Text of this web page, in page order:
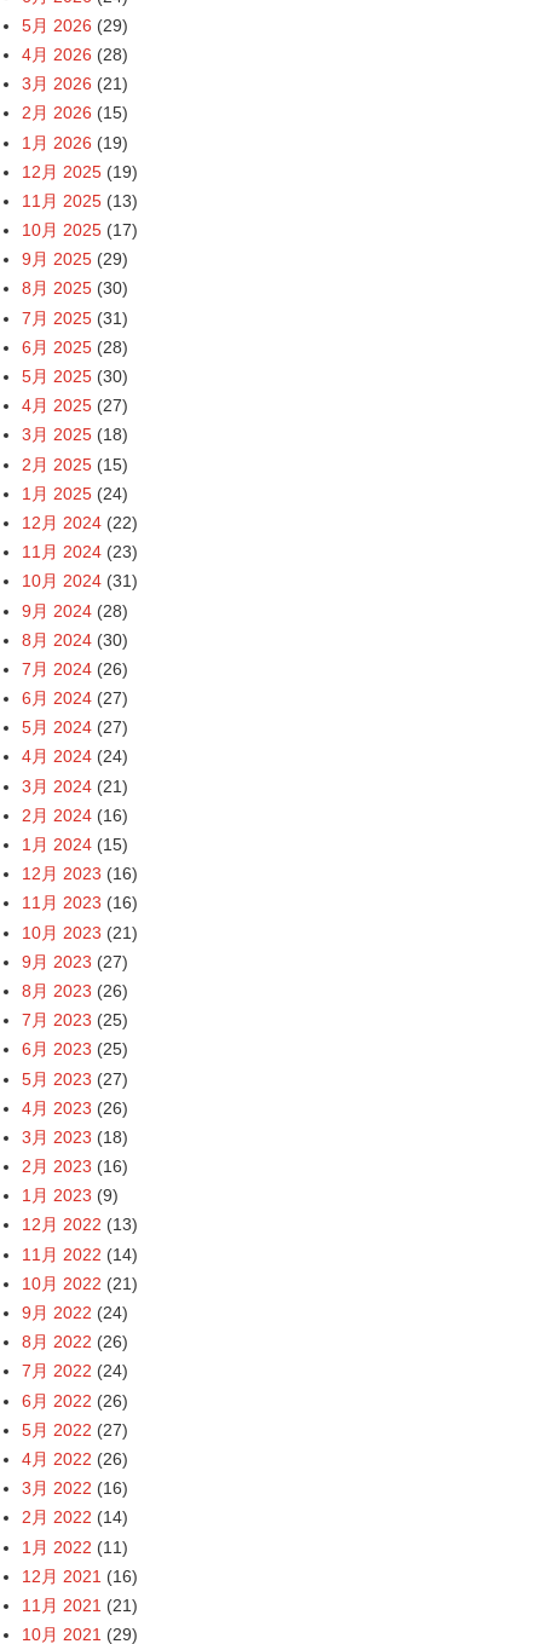
5月 2026 (29)
4月 2026 (28)
3月 2026 (21)
2月 2026 (15)
1月 2026 (19)
12月 2025 (19)
11月 2025 (13)
10月 2025 (17)
9月 2025 (29)
8月 2025 (30)
7月 2025 (31)
6月 2025 (28)
5月 2025 (30)
4月 2025 (27)
3月 2025 (18)
2月 2025 (15)
1月 2025 (24)
12月 2024 (22)
11月 2024 (23)
10月 2024 (31)
9月 2024 (28)
8月 2024 (30)
7月 2024 (26)
6月 2024 (27)
5月 2024 (27)
4月 2024 (24)
3月 2024 (21)
2月 2024 (16)
1月 2024 (15)
12月 2023 (16)
11月 2023 (16)
10月 2023 (21)
9月 2023 (27)
8月 2023 (26)
7月 2023 (25)
6月 2023 (25)
5月 2023 (27)
4月 2023 (26)
3月 2023 (18)
2月 2023 (16)
1月 2023 (9)
12月 2022 (13)
11月 2022 (14)
10月 2022 (21)
9月 2022 (24)
8月 2022 (26)
7月 2022 (24)
6月 2022 (26)
5月 2022 (27)
4月 2022 (26)
3月 2022 (16)
2月 2022 (14)
1月 2022 (11)
12月 2021 (16)
11月 2021 (21)
10月 2021 (29)